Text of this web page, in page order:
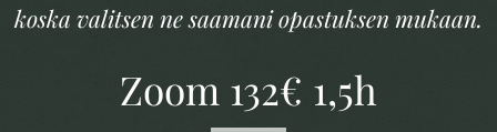
koska valitsen ne saamani opastuksen mukaan.
Zoom 132€ 1,5h